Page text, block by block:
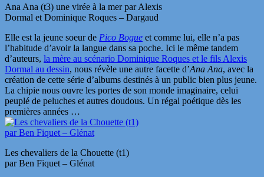
Ana Ana (t3) une virée à la mer par Alexis
Dormal et Dominique Roques – Dargaud
Elle est la jeune soeur de Pico Bogue et comme lui, elle n’a pas
l’habitude d’avoir la langue dans sa poche. Ici le même tandem
d’auteurs, la mère au scénario Dominique Roques et le fils Alexis
Dormal au dessin, nous révèle une autre facette d’Ana Ana, avec la
création de cette série d’albums destinés à un public bien plus jeune.
La chipie nous ouvre les portes de son monde imaginaire, celui
peuplé de peluches et autres doudous. Un régal poétique dès les
premières années …
Les chevaliers de la Chouette (t1)
par Ben Fiquet – Glénat